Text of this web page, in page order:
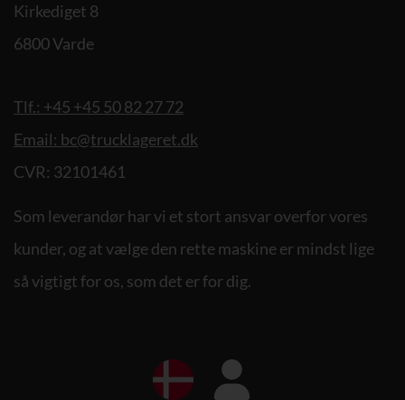
Kirkediget 8
6800 Varde
Tlf.: +45 +45 50 82 27 72
Email: bc@trucklageret.dk
CVR: 32101461
Som leverandør har vi et stort ansvar overfor vores
kunder, og at vælge den rette maskine er mindst lige
så vigtigt for os, som det er for dig.